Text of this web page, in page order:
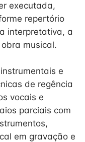
executada,
repertório
interpretativa, a
musical.
e
de regência
vocais e
parciais com
em gravação e